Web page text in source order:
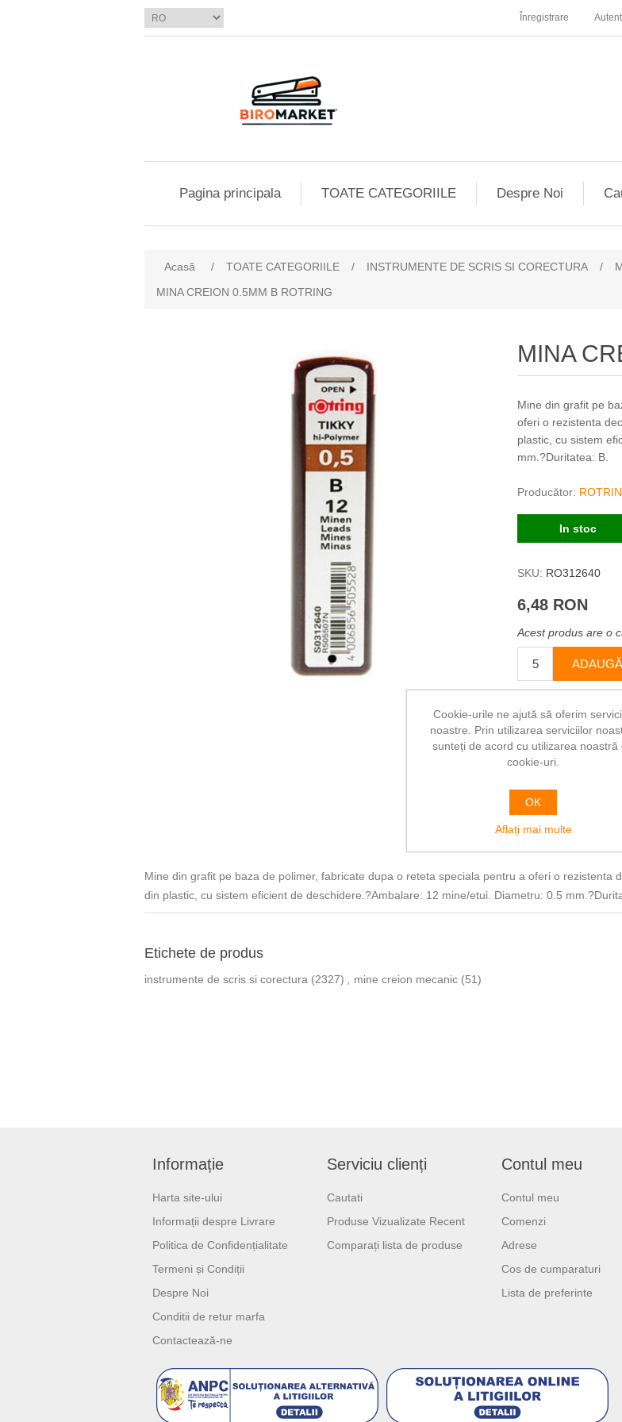
Înregistrare
Pagina principala TOATE CATEGORIILE Despre Noi
Acasă / TOATE CATEGORIILE / INSTRUMENTE DE SCRIS SI CORECTURA /
MINA CREION 0.5MM B ROTRING
MINA
Mine din grafit pe
oferi o rezistenta
plastic, cu sistem
mm.?Duritatea: B.
Producător:
In stoc
SKU: RO312640
6,48 RON
Acest produs are o
Vă rugăm să
Adaugă la
Trimite Email
Mine din grafit pe baza de polimer, fabricate dupa o reteta speciala pentru a oferi o
din plastic, cu sistem eficient de deschidere.?Ambalare: 12 mine/etui. Diametru: 0.5
Etichete de produs
instrumente de scris si corectura (2327) , mine creion mecanic (51)
Informație
Harta site-ului
Informații despre Livrare
Politica de Confidențialitate
Termeni și Condiții
Despre Noi
Conditii de retur marfa
Contactează-ne
Serviciu clienți
Cautati
Produse Vizualizate Recent
Comparați lista de produse
Contul meu
Contul meu
Comenzi
Adrese
Cos de cumparaturi
Lista de preferinte
Cookie-urile ne ajută să oferim
noastre. Prin utilizarea serviciilor
sunteți de acord cu utilizarea noastră
cookie-uri.
OK
Aflați mai multe